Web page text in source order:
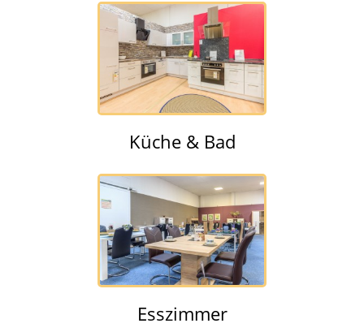
Küche & Bad
Esszimmer